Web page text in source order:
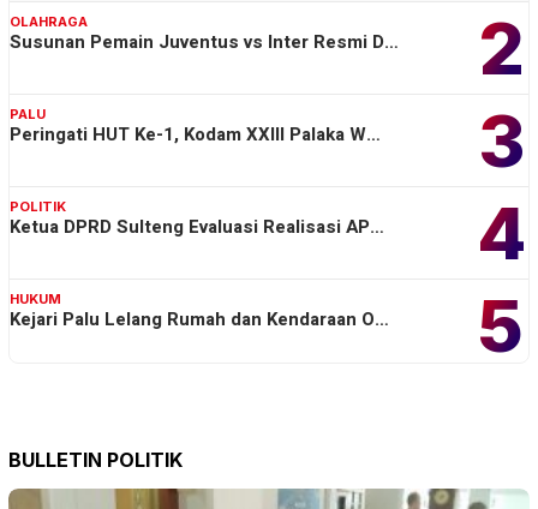
2
OLAHRAGA
Susunan Pemain Juventus vs Inter Resmi D…
3
PALU
Peringati HUT Ke-1, Kodam XXIII Palaka W…
4
POLITIK
Ketua DPRD Sulteng Evaluasi Realisasi AP…
5
HUKUM
Kejari Palu Lelang Rumah dan Kendaraan O…
BULLETIN POLITIK